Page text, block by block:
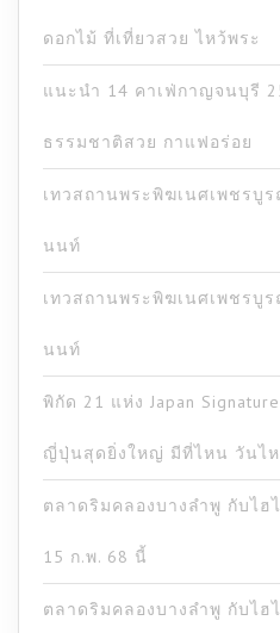
ดอกไม้ ที่เที่ยวสวย ไหว้พระ
แนะนำ 14 คาเฟ่กาญจนบุรี
ธรรมชาติสวย กาแฟอร่อย
เทวสถานพระพิฆเนศเพชรบู
นนท์
เทวสถานพระพิฆเนศเพชรบู
นนท์
พิกัด 21 แห่ง Japan
ญี่ปุ่นสุดยิ่งใหญ่ มีที่ไหน วันไ
ตลาดริมคลองบางลำพู กับไฮ
15 ก.พ. 68 นี้
ตลาดริมคลองบางลำพู กับไฮ